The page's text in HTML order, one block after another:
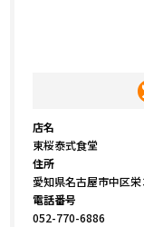
店名
東桜泰式食堂
住所
愛知県名古屋市中区栄
電話番号
052-770-6886